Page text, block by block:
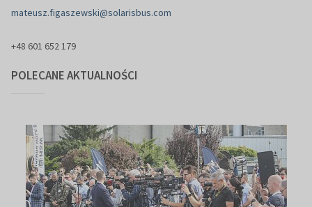
mateusz.figaszewski@solarisbus.com
+48 601 652 179
POLECANE AKTUALNOŚCI